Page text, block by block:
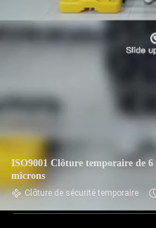
ISO9001 Clôture temporaire de 6
microns
Clôture de sécurité temporaire